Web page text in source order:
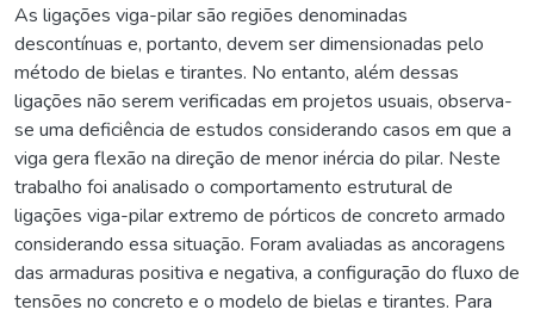
As ligações viga-pilar são regiões denominadas
descontínuas e, portanto, devem ser dimensionadas pelo
método de bielas e tirantes. No entanto, além dessas
ligações não serem verificadas em projetos usuais, observa-
se uma deficiência de estudos considerando casos em que a
viga gera flexão na direção de menor inércia do pilar. Neste
trabalho foi analisado o comportamento estrutural de
ligações viga-pilar extremo de pórticos de concreto armado
considerando essa situação. Foram avaliadas as ancoragens
das armaduras positiva e negativa, a configuração do fluxo de
tensões no concreto e o modelo de bielas e tirantes. Para